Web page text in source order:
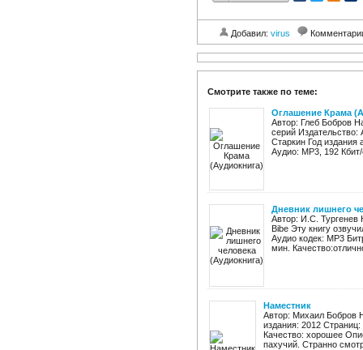
Добавил: virus
Смотрите также по теме:
Оглашение Крама
Автор: Глеб Бобров
серий Издательство:
Старкин Год издания
Аудио: MP3, 192
Дневник лишнего
Автор: И.С. Тургенев
Bibe Эту книгу
Аудио кодек: MP3
мин.
Наместник
Автор: Михаил Бобров
издания: 2012
Качество: хорошее
пахучий. Странно